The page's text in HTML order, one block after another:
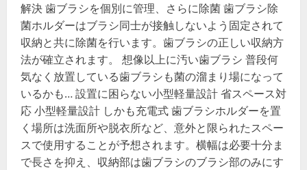
解決 歯ブラシを個別に管理、さらに除菌 歯ブラシ除
菌ホルダーはブラシ同士が接触しないよう固定されて
収納と共に除菌を行います。歯ブラシの正しい収納方
法が確立されます。 想像以上に汚い歯ブラシ 普段何
気なく放置している歯ブラシも菌の溜まり場になって
いるかも… 設置に困らない小型軽量設計 省スペース対
応 小型軽量設計 しかも充電式 歯ブラシホルダーを置
く場所は洗面所や脱衣所など、意外と限られたスペー
スで使用することが予想されます。横幅は必要十分ま
で長さを抑え、収納部は歯ブラシのブラシ部のみにす